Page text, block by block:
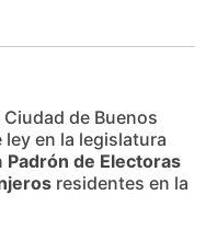
de Buenos
en la legislatura
Padrón de Electoras
residentes en la